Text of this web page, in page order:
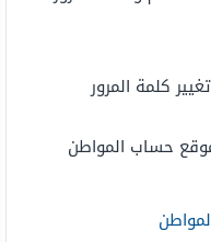
كلمة المرور
حساب المواطن